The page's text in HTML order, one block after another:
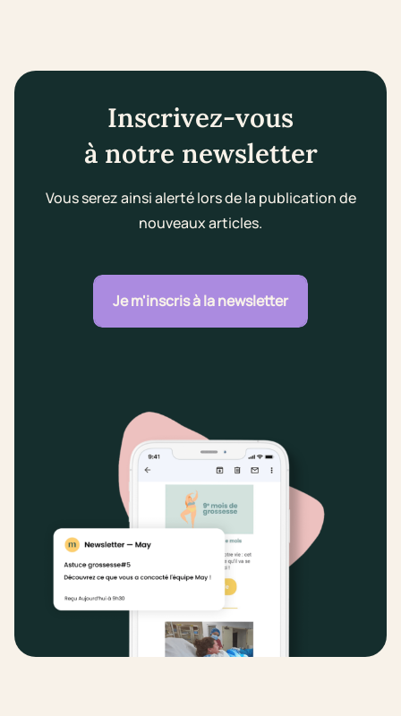
Inscrivez-vous
à notre newsletter
Vous serez ainsi alerté lors de la publication de
nouveaux articles.
Je m'inscris à la newsletter